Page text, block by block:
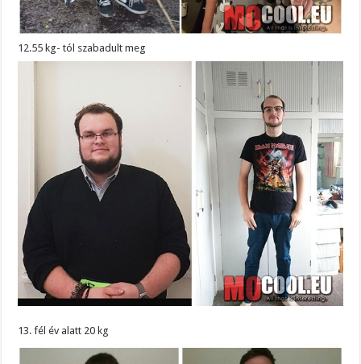
12.55 kg- tól szabadult meg
13. fél év alatt 20 kg